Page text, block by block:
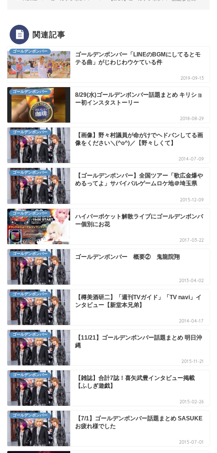
関連記事
ゴールデンボンバー
ゴールデンボンバー「LINEのBGMにしてるとモ
テる曲」がじわじわウケている件
2019-09-13
ゴールデンボンバー
8/29(水)ゴールデンボンバー話題まとめ キリショ
ー初インスタストーリー
2018-08-29
ゴールデンボンバー
【画像】野々村議員が命がけでヘドバンしてる画
像をください＼(^o^)／【野々しくて】
2014-07-09
ゴールデンボンバー
【ゴールデンボンバー】全国ツアー「歌広金爆や
めるってよ」サバイバルゲームロケ地＠埼玉県
2015-12-09
ゴールデンボンバー
ハイパーポケット解散ライブにゴールデンボンバ
ー個別にお花
2017-03-22
ゴールデンボンバー ゴールデンボンバー 概要② 鬼龍院翔
2013-04-02
ゴールデンボンバー
【樽美酒研二】「週刊TVガイド」「TV navi」イ
ンタビュー【新堂本兄弟】
2014-04-17
ゴールデンボンバー
【11/21】ゴールデンボンバー話題まとめ 明日沖
縄
2015-11-21
ゴールデンボンバー
【雑誌】合計7誌！喜矢武豊インタビュー掲載
【ふしぎ遊戯】
2015-02-26
ゴールデンボンバー
【7/1】ゴールデンボンバー話題まとめ SASUKE
お疲れ様でした
2015-07-01